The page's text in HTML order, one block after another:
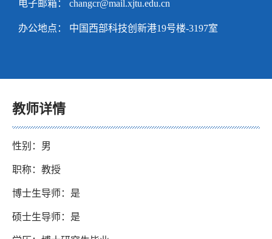
电子邮箱： changcr@mail.xjtu.edu.cn
办公地点： 中国西部科技创新港19号楼-3197室
教师详情
性别：男
职称：教授
博士生导师：是
硕士生导师：是